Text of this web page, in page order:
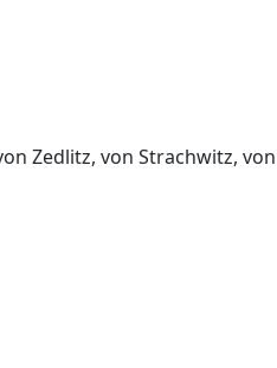
Zedlitz, von Strachwitz,